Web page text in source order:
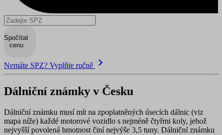
Spočítat
cenu
Nemáte SPZ? Vyplňte ručně
Dálniční známky v Česku
Dálniční známku musí mít na zpoplatněných úsecích dálnic (viz
mapa níže) každé motorové vozidlo s nejméně čtyřmi koly, jehož
nejvyšší povolená hmotnost činí nejvýše 3,5 tuny. Dálniční známku